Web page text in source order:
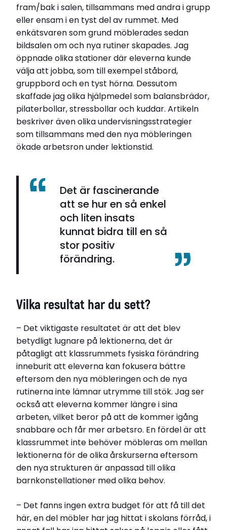
fram/bak i salen, tillsammans med andra i grupp
eller ensam i en tyst del av rummet. Med
enkätsvaren som grund möblerades sedan
bildsalen om och nya rutiner skapades. Jag
öppnade olika stationer där eleverna kunde
välja att jobba, som till exempel ståbord,
gruppbord och en tyst hörna. Dessutom
skaffade jag olika hjälpmedel som balansbrädor,
pilaterbollar, stressbollar och kuddar. Artikeln
beskriver även olika undervisningsstrategier
som tillsammans med den nya möbleringen
ökade arbetsron under lektionstid.
Det är fascinerande
att se hur en så enkel
och liten insats
kunnat bidra till en så
stor positiv
förändring.
Vilka resultat har du sett?
– Det viktigaste resultatet är att det blev
betydligt lugnare på lektionerna, det är
påtagligt att klassrummets fysiska förändring
inneburit att eleverna kan fokusera bättre
eftersom den nya möbleringen och de nya
rutinerna inte lämnar utrymme till stök. Jag ser
också att eleverna kommer längre i sina
arbeten, vilket beror på att de kommer igång
snabbare och får mer arbetsro. En fördel är att
klassrummet inte behöver möbleras om mellan
lektionerna för de olika årskurserna eftersom
den nya strukturen är anpassad till olika
barnkonstellationer med olika behov.
– Det fanns ingen extra budget för att få till det
här, en del möbler har jag hittat i skolans förråd, i